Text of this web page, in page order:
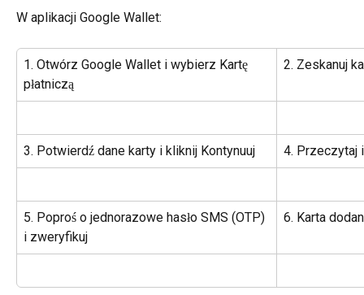
W aplikacji Google Wallet:
1. Otwórz Google Wallet i wybierz Kartę
płatniczą
2. Zeskanuj
3. Potwierdź dane karty i kliknij Kontynuuj 4. Przeczytaj
5. Poproś o jednorazowe hasło SMS (OTP)
i zweryfikuj
6. Karta